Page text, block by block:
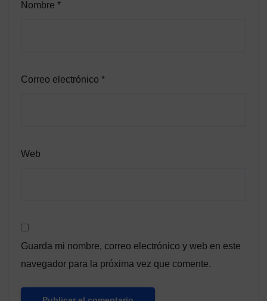
Nombre *
Correo electrónico *
Web
Guarda mi nombre, correo electrónico y web en este
navegador para la próxima vez que comente.